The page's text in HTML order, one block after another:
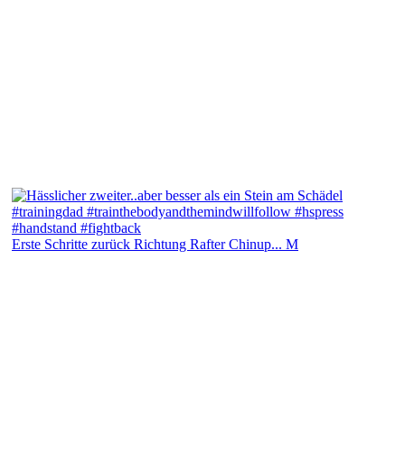
Erste Schritte zurück Richtung Rafter Chinup... M